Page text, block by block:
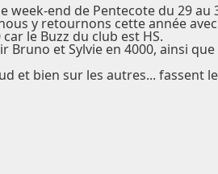
week-end de Pentecote du 29 au
y retournons cette année
le Buzz du club est HS.
et Sylvie en 4000, ainsi
et bien sur les autres... fassent